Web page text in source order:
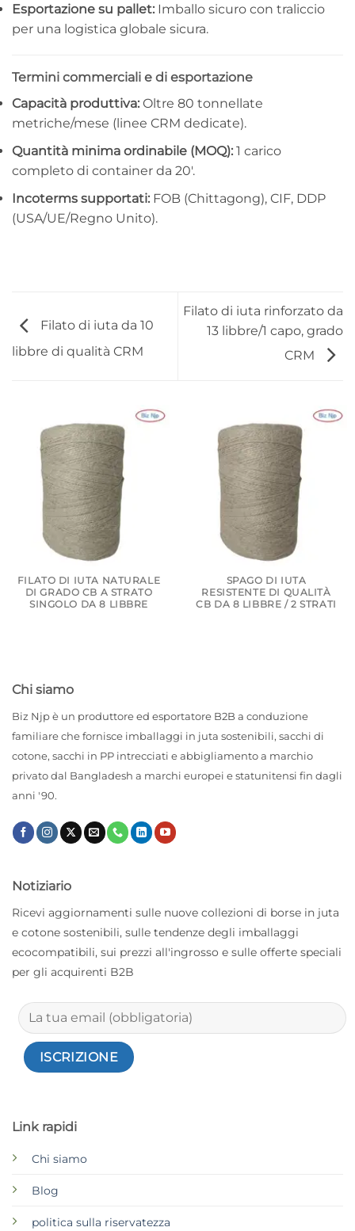
Esportazione su pallet: Imballo sicuro con traliccio
per una logistica globale sicura.
Termini commerciali e di esportazione
Capacità produttiva: Oltre 80 tonnellate
metriche/mese (linee CRM dedicate).
Quantità minima ordinabile (MOQ): 1 carico
completo di container da 20′.
Incoterms supportati: FOB (Chittagong), CIF, DDP
(USA/UE/Regno Unito).
Filato di iuta da 10
libbre di qualità CRM
Filato di iuta rinforzato da
13 libbre/1 capo, grado
CRM
FILATO DI IUTA NATURALE
DI GRADO CB A STRATO
SINGOLO DA 8 LIBBRE
SPAGO DI IUTA
RESISTENTE DI QUALITÀ
CB DA 8 LIBBRE / 2 STRATI
Chi siamo
Biz Njp è un produttore ed esportatore B2B a conduzione
familiare che fornisce imballaggi in juta sostenibili, sacchi di
cotone, sacchi in PP intrecciati e abbigliamento a marchio
privato dal Bangladesh a marchi europei e statunitensi fin dagli
anni '90.
Link rapidi
Chi siamo
Blog
politica sulla riservatezza
Notiziario
Ricevi aggiornamenti sulle nuove collezioni di borse in juta
e cotone sostenibili, sulle tendenze degli imballaggi
ecocompatibili, sui prezzi all'ingrosso e sulle offerte speciali
per gli acquirenti B2B